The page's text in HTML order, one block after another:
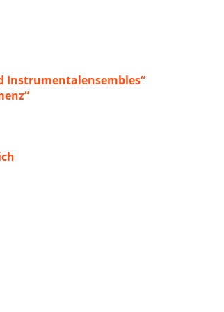
Instrumentalensembles“